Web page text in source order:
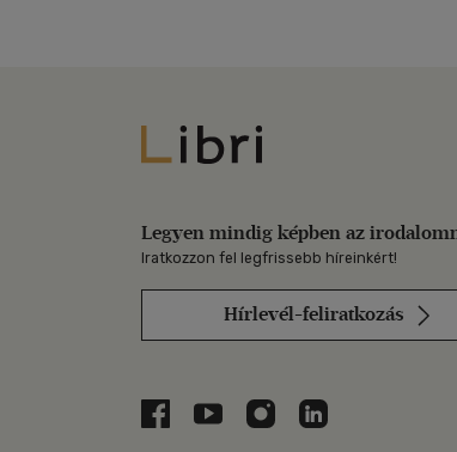
Libri
Legyen mindig képben az
Iratkozzon fel legfrissebb híreinkért!
Hírlevél-feliratkozás
Libri a Facebookon
Libri a Youtube-on
Libri az Instagramon
Libri a